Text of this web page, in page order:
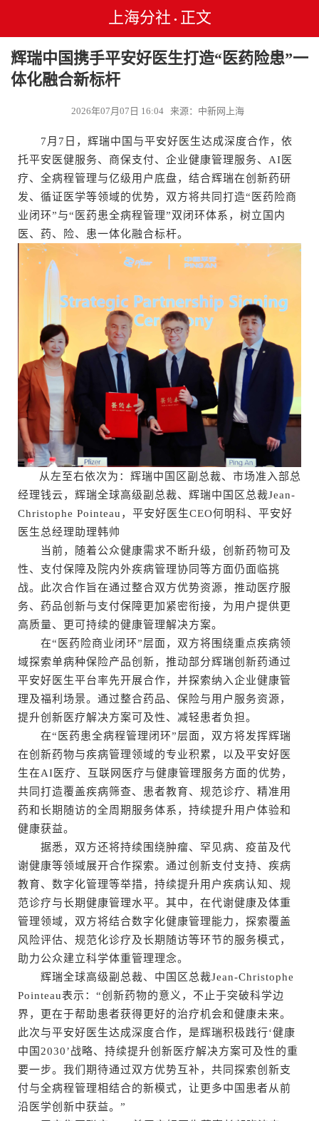
上海分社 • 正文
辉瑞中国携手平安好医生打造“医药险患”一
体化融合新标杆
2026年07月07日 16:04 来源：中新网上海
7月7日，辉瑞中国与平安好医生达成深度合作，依
托平安医健服务、商保支付、企业健康管理服务、AI医
疗、全病程管理与亿级用户底盘，结合辉瑞在创新药研
发、循证医学等领域的优势，双方将共同打造“医药险商
业闭环”与“医药患全病程管理”双闭环体系，树立国内
医、药、险、患一体化融合标杆。
从左至右依次为：辉瑞中国区副总裁、市场准入部总
经理钱云，辉瑞全球高级副总裁、辉瑞中国区总裁Jean-
Christophe Pointeau，平安好医生CEO何明科、平安好
医生总经理助理韩帅
当前，随着公众健康需求不断升级，创新药物可及
性、支付保障及院内外疾病管理协同等方面仍面临挑
战。此次合作旨在通过整合双方优势资源，推动医疗服
务、药品创新与支付保障更加紧密衔接，为用户提供更
高质量、更可持续的健康管理解决方案。
在“医药险商业闭环”层面，双方将围绕重点疾病领
域探索单病种保险产品创新，推动部分辉瑞创新药通过
平安好医生平台率先开展合作，并探索纳入企业健康管
理及福利场景。通过整合药品、保险与用户服务资源，
提升创新医疗解决方案可及性、减轻患者负担。
在“医药患全病程管理闭环”层面，双方将发挥辉瑞
在创新药物与疾病管理领域的专业积累，以及平安好医
生在AI医疗、互联网医疗与健康管理服务方面的优势，
共同打造覆盖疾病筛查、患者教育、规范诊疗、精准用
药和长期随访的全周期服务体系，持续提升用户体验和
健康获益。
据悉，双方还将持续围绕肿瘤、罕见病、疫苗及代
谢健康等领域展开合作探索。通过创新支付支持、疾病
教育、数字化管理等举措，持续提升用户疾病认知、规
范诊疗与长期健康管理水平。其中，在代谢健康及体重
管理领域，双方将结合数字化健康管理能力，探索覆盖
风险评估、规范化诊疗及长期随访等环节的服务模式，
助力公众建立科学体重管理理念。
辉瑞全球高级副总裁、中国区总裁Jean-Christophe
Pointeau表示：“创新药物的意义，不止于突破科学边
界，更在于帮助患者获得更好的治疗机会和健康未来。
此次与平安好医生达成深度合作，是辉瑞积极践行‘健康
中国2030’战略、持续提升创新医疗解决方案可及性的重
要一步。我们期待通过双方优势互补，共同探索创新支
付与全病程管理相结合的新模式，让更多中国患者从前
沿医学创新中获益。”